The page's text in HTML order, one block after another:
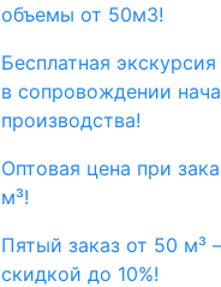
объемы от 50м3!
Бесплатная
в сопровождении
производства!
Оптовая цена при
м³!
Пятый заказ от 50 м³
скидкой до 10%!